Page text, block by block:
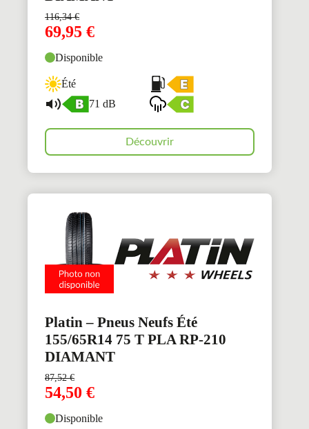
116,34€
69,95 €
Disponible
Été
71 dB
Découvrir
Platin – Pneus Neufs Été
155/65R14 75 T PLA RP-210
DIAMANT
87,52€
54,50 €
Disponible